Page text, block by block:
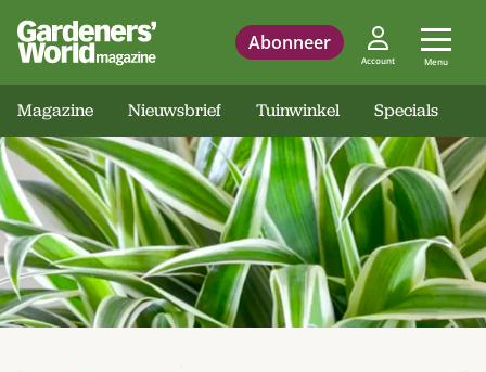
Abonneer
Account Menu
Magazine Nieuwsbrief Tuinwinkel Specials